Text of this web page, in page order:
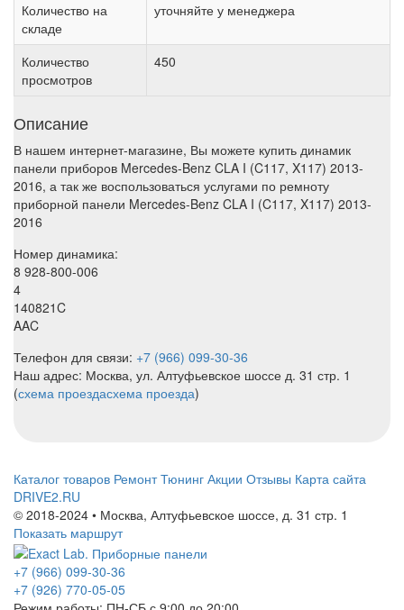
Количество на
складе
уточняйте у менеджера
Количество
просмотров
450
Описание
В нашем интернет-магазине, Вы можете купить динамик
панели приборов Mercedes-Benz CLA I (C117, X117) 2013-
2016, а так же воспользоваться услугами по ремноту
приборной панели Mercedes-Benz CLA I (C117, X117) 2013-
2016
Номер динамика:
8 928-800-006
4
140821C
AAC
Телефон для связи: +7 (966) 099-30-36
Наш адрес: Москва, ул. Алтуфьевское шоссе д. 31 стр. 1
(схема проездасхема проезда)
Каталог товаров Ремонт Тюнинг Акции Отзывы Карта сайта
DRIVE2.RU
© 2018-2024 • Москва, Алтуфьевское шоссе, д. 31 стр. 1
Показать маршрут
+7 (966) 099-30-36
+7 (926) 770-05-05